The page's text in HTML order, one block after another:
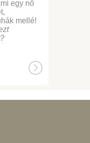
egy nő
mellé!